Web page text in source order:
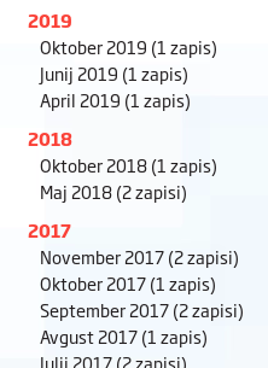
2019
Oktober 2019 (1 zapis)
Junij 2019 (1 zapis)
April 2019 (1 zapis)
2018
Oktober 2018(1 zapis)
Maj 2018(2 zapisi)
2017
November 2017(2 zapisi)
Oktober 2017(1 zapis)
September 2017(2 zapisi)
Avgust 2017(1 zapis)
Julij 2017(2 zapisi)